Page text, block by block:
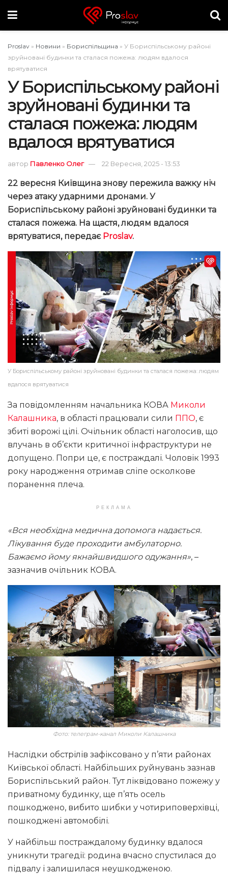
Proslav » Новини » Бориспільщина » У Бориспільському районі
зруйновані будинки та сталася пожежа: людям вдалося
врятуватися
У Бориспільському районі
зруйновані будинки та
сталася пожежа: людям
вдалося врятуватися
автор Павленко Олег 22 Вересня, 2025 - 13:53
22 вересня Київщина знову пережила важку ніч
через атаку ударними дронами. У
Бориспільському районі зруйновані будинки та
сталася пожежа. На щастя, людям вдалося
врятуватися, передає Proslav.
У Бориспільському районі зруйновані будинки та сталася пожежа: людям
вдалося врятуватися
За повідомленням начальника КОВА Миколи
Калашника, в області працювали сили ППО, є
збиті ворожі цілі. Очільник області наголосив, що
влучань в об’єкти критичної інфраструктури не
допущено. Попри це, є постраждалі. Чоловік 1993
року народження отримав сліпе осколкове
поранення плеча.
РЕКЛАМА
«Вся необхідна медична допомога надається.
Лікування буде проходити амбулаторно.
Бажаємо йому якнайшвидшого одужання», –
зазначив очільник КОВА.
Фото: телеграм-канал Миколи Калашника
Наслідки обстрілів зафіксовано у п’яти районах
Київської області. Найбільших руйнувань зазнав
Бориспільський район. Тут ліквідовано пожежу у
приватному будинку, ще п’ять осель
пошкоджено, вибито шибки у чотириповерхівці,
пошкоджені автомобілі.
У найбільш постраждалому будинку вдалося
уникнути трагедії: родина вчасно спустилася до
підвалу і залишилася неушкодженою.